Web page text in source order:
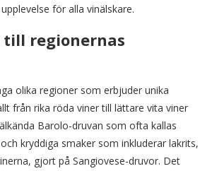
för alla vinälskare.
regionernas
olika regioner som erbjuder unika
från rika röda viner till lättare vita viner
Barolo-druvan som ofta kallas
kryddiga smaker som inkluderar lakrits,
gjort på Sangiovese-druvor. Det